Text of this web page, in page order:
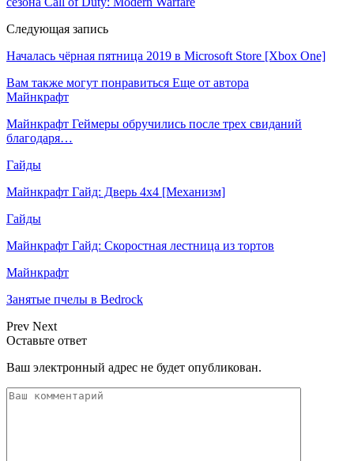
Следующая запись
Началась чёрная пятница 2019 в Microsoft Store [Xbox One]
Вам также могут понравиться Еще от автора
Майнкрафт
Майнкрафт Геймеры обручились после трех свиданий
благодаря…
Гайды
Майнкрафт Гайд: Дверь 4х4 [Механизм]
Гайды
Майнкрафт Гайд: Скоростная лестница из тортов
Майнкрафт
Занятые пчелы в Bedrock
Prev Next
Оставьте ответ
Ваш электронный адрес не будет опубликован.